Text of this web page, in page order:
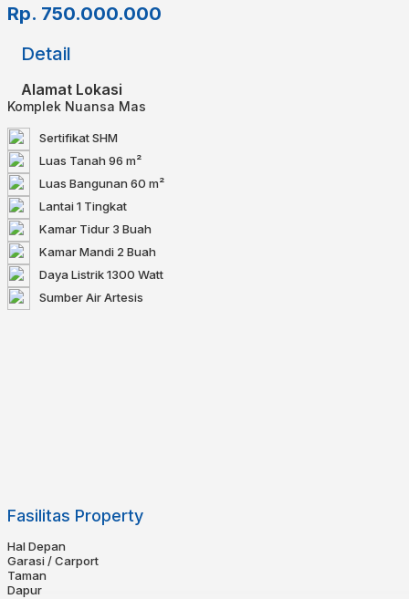
Rp. 750.000.000
Detail
Alamat Lokasi
Komplek Nuansa Mas
SertifikatSHM
Luas Tanah 96 m²
Luas Bangunan 60 m²
Lantai1 Tingkat
Kamar Tidur 3 Buah
Kamar Mandi 2 Buah
Daya Listrik1300 Watt
Sumber AirArtesis
Fasilitas Property
Hal Depan
Garasi / Carport
Taman
Dapur